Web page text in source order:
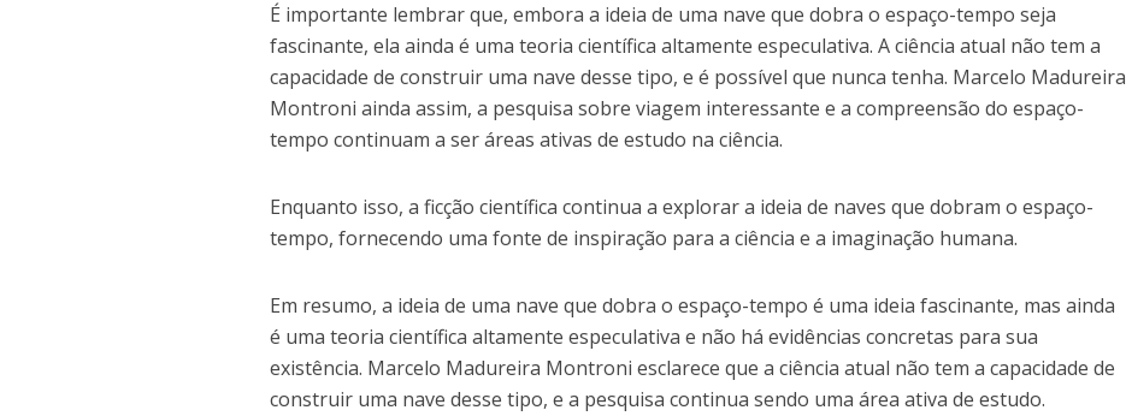
É importante lembrar que, embora a ideia de uma nave que dobra o espaço-tempo seja
fascinante, ela ainda é uma teoria científica altamente especulativa. A ciência atual não tem a
capacidade de construir uma nave desse tipo, e é possível que nunca tenha. Marcelo Madureira
Montroni ainda assim, a pesquisa sobre viagem interessante e a compreensão do espaço-
tempo continuam a ser áreas ativas de estudo na ciência.
Enquanto isso, a ficção científica continua a explorar a ideia de naves que dobram o espaço-
tempo, fornecendo uma fonte de inspiração para a ciência e a imaginação humana.
Em resumo, a ideia de uma nave que dobra o espaço-tempo é uma ideia fascinante, mas ainda
é uma teoria científica altamente especulativa e não há evidências concretas para sua
existência. Marcelo Madureira Montroni esclarece que a ciência atual não tem a capacidade de
construir uma nave desse tipo, e a pesquisa continua sendo uma área ativa de estudo.